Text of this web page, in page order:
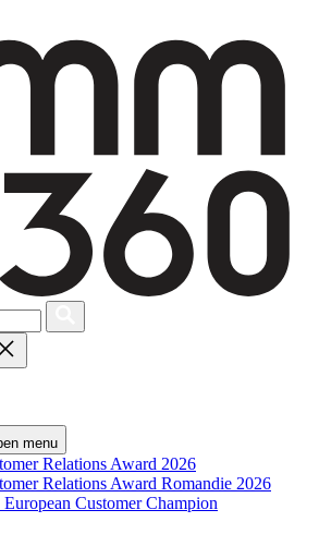
menu
Relations Award 2026
Relations Award Romandie 2026
Customer Champion